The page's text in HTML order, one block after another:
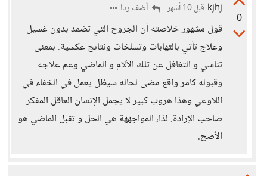
0
kjhj قبل 10 أشهر أضف ردا
قول مشهور خلاصته أن الجروح التي تضمد بدون غسيل
وعلاج تأتي بالتهابات وتسلخات ونتائج عكسية. بمعنى
تناسي و التغافل عن تلك الآلام و الماضي وعم علاجه
وقبوله كامر واقع مضى لحاله سيظل يعمل في الخفاء في
اللاوعي وهذا هروب كبير لا يجمل الإنسان العاقل المفكر
صاحب الإرادة. لذا، المواجههة هي الحل و تقبل الماضي هو
الأصح.